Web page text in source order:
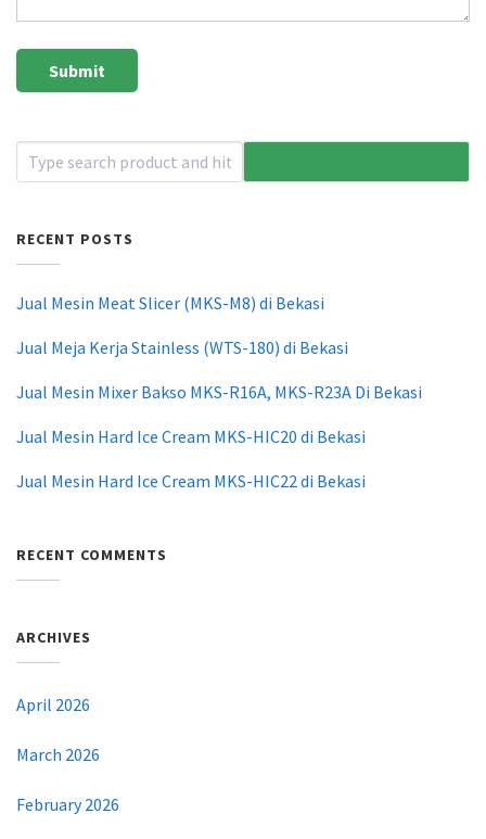
RECENT POSTS
Jual Mesin Meat Slicer (MKS-M8) di Bekasi
Jual Meja Kerja Stainless (WTS-180) di Bekasi
Jual Mesin Mixer Bakso MKS-R16A, MKS-R23A Di Bekasi
Jual Mesin Hard Ice Cream MKS-HIC20 di Bekasi
Jual Mesin Hard Ice Cream MKS-HIC22 di Bekasi
RECENT COMMENTS
ARCHIVES
April 2026
March 2026
February 2026